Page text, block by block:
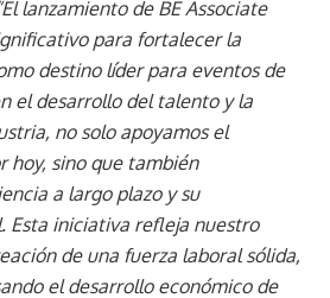
lanzamiento de BE Associate
para fortalecer la
destino líder para eventos de
el desarrollo del talento y la
no solo apoyamos el
hoy, sino que también
a largo plazo y su
Esta iniciativa refleja nuestro
de una fuerza laboral sólida,
el desarrollo económico de